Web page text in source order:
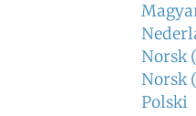
Norsk
Norsk
Polski